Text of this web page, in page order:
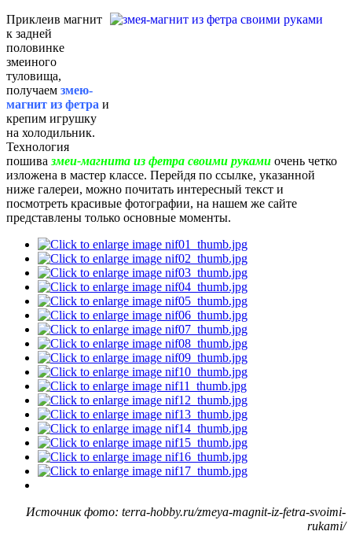
Приклеив магнит
к задней
половинке
змеиного
туловища,
получаем змею-
магнит из фетра и
крепим игрушку
на холодильник.
Технология
пошива змеи-магнита из фетра своими руками очень четко
изложена в мастер классе. Перейдя по ссылке, указанной
ниже галереи, можно почитать интересный текст и
посмотреть красивые фотографии, на нашем же сайте
представлены только основные моменты.
Источник фото: terra-hobby.ru/zmeya-magnit-iz-fetra-svoimi-
rukami/